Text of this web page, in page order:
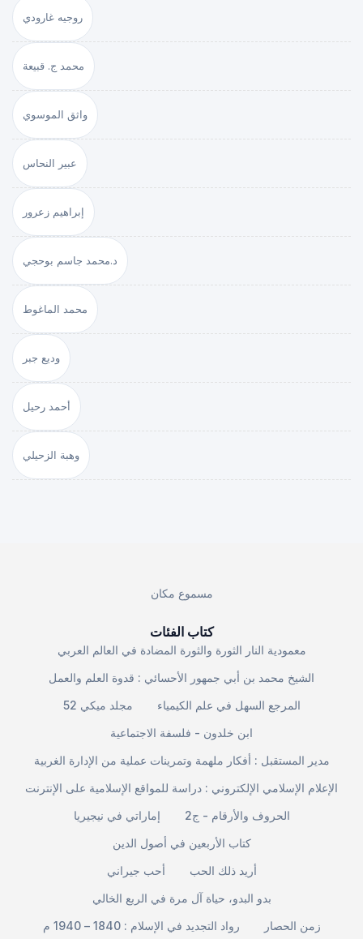
روجيه غارودي
محمد ج. قبيعة
واثق الموسوي
عبير النحاس
إبراهيم زعرور
د.محمد جاسم بوحجي
محمد الماغوط
وديع جبر
أحمد رحيل
وهبة الزحيلي
مسموع مكان
كتاب الفئات
معمودية النار الثورة والثورة المضادة في العالم العربي
الشيخ محمد بن أبي جمهور الأحسائي : قدوة العلم والعمل
مجلد ميكي 52
المرجع السهل في علم الكيمياء
ابن خلدون - فلسفة الاجتماعية
مدير المستقبل : أفكار ملهمة وتمرينات عملية من الإدارة الغربية
الإعلام الإسلامي الإلكتروني : دراسة للمواقع الإسلامية على الإنترنت
إماراتي في نيجيريا
الحروف والأرقام - ج2
كتاب الأربعين في أصول الدين
أحب جيراني
أريد ذلك الحب
بدو البدو، حياة آل مرة في الربع الخالي
رواد التجديد في الإسلام : 1840 – 1940 م
زمن الحصار